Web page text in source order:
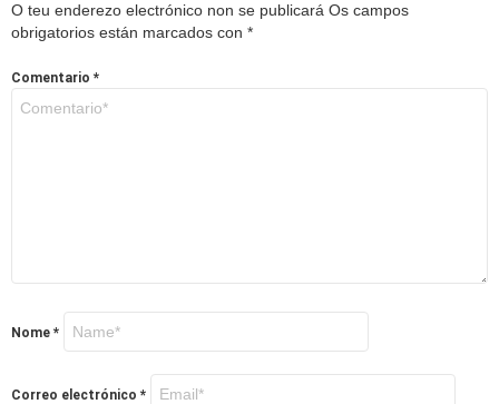
O teu enderezo electrónico non se publicará Os campos
obrigatorios están marcados con *
Comentario *
Nome *
Correo electrónico *